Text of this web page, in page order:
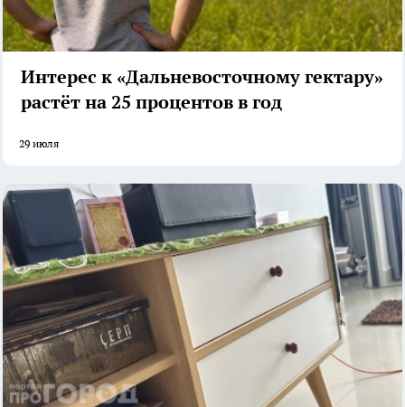
Интерес к «Дальневосточному гектару»
растёт на 25 процентов в год
29 июля